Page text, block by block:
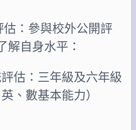
：參與校外公開評
解自身水平：
估：三年級及六年級
、數基本能力）